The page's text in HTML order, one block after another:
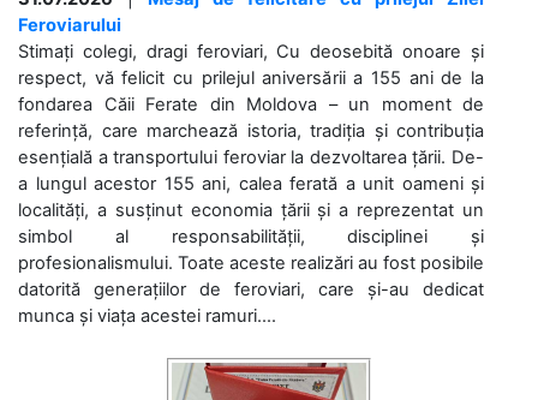
Feroviarului
Stimați colegi, dragi feroviari, Cu deosebită onoare și
respect, vă felicit cu prilejul aniversării a 155 ani de la
fondarea Căii Ferate din Moldova – un moment de
referință, care marchează istoria, tradiția și contribuția
esențială a transportului feroviar la dezvoltarea țării. De-
a lungul acestor 155 ani, calea ferată a unit oameni și
localități, a susținut economia țării și a reprezentat un
simbol al responsabilității, disciplinei și
profesionalismului. Toate aceste realizări au fost posibile
datorită generațiilor de feroviari, care și-au dedicat
munca și viața acestei ramuri....